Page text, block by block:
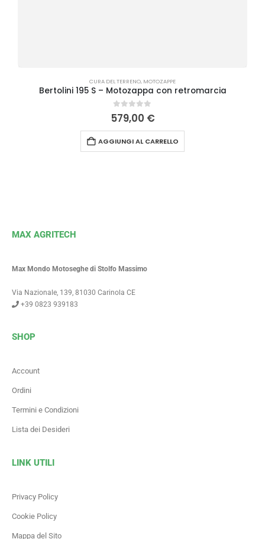
CURA DEL TERRENO, MOTOZAPPE
Bertolini 195 S – Motozappa con retromarcia
0Su 5
579,00 €
AGGIUNGI AL CARRELLO
MAX AGRITECH
Max Mondo Motoseghe di Stolfo Massimo
Via Nazionale, 139, 81030 Carinola CE
+39 0823 939183
SHOP
Account
Ordini
Termini e Condizioni
Lista dei Desideri
LINK UTILI
Privacy Policy
Cookie Policy
Mappa del Sito